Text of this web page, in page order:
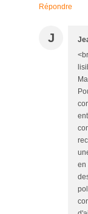
Répondre
J
en